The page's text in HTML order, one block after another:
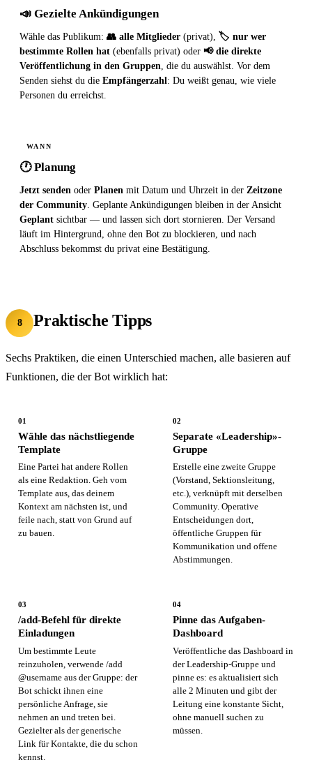
📣 Gezielte Ankündigungen
Wähle das Publikum: 👥 alle Mitglieder (privat), 🏷 nur wer
bestimmte Rollen hat (ebenfalls privat) oder 📢 die direkte
Veröffentlichung in den Gruppen , die du auswählst. Vor dem
Senden siehst du die Empfängerzahl: Du weißt genau, wie viele
Personen du erreichst.
WANN
🕐 Planung
Jetzt senden oder Planen mit Datum und Uhrzeit in der Zeitzone
der Community. Geplante Ankündigungen bleiben in der Ansicht
Geplant sichtbar — und lassen sich dort stornieren. Der Versand
läuft im Hintergrund, ohne den Bot zu blockieren, und nach
Abschluss bekommst du privat eine Bestätigung.
8 Praktische Tipps
Sechs Praktiken, die einen Unterschied machen, alle basieren auf
Funktionen, die der Bot wirklich hat:
01
Wähle das nächstliegende
Template
Eine Partei hat andere Rollen
als eine Redaktion. Geh vom
Template aus, das deinem
Kontext am nächsten ist, und
feile nach, statt von Grund auf
zu bauen.
02
Separate «Leadership»-
Gruppe
Erstelle eine zweite Gruppe
(Vorstand, Sektionsleitung,
etc.), verknüpft mit derselben
Community. Operative
Entscheidungen dort,
öffentliche Gruppen für
Kommunikation und offene
Abstimmungen.
03
/add-Befehl für direkte
Einladungen
Um bestimmte Leute
reinzuholen, verwende /add
@username aus der Gruppe: der
Bot schickt ihnen eine
persönliche Anfrage, sie
nehmen an und treten bei.
Gezielter als der generische
Link für Kontakte, die du schon
kennst.
04
Pinne das Aufgaben-
Dashboard
Veröffentliche das Dashboard in
der Leadership-Gruppe und
pinne es: es aktualisiert sich
alle 2 Minuten und gibt der
Leitung eine konstante Sicht,
ohne manuell suchen zu
müssen.